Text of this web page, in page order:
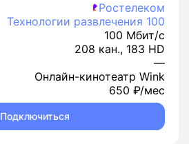
Ростелеком
Технологии развлечения 100
100 Мбит/с
208 кан., 183 HD
—
Онлайн-кинотеатр Wink
650 ₽/мес
Подключиться